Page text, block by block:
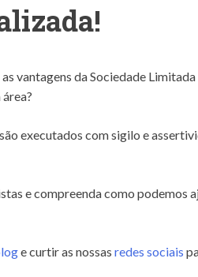
vantagens da Sociedade
executados com sigilo e
e compreenda como podemos
e curtir as nossas redes sociais